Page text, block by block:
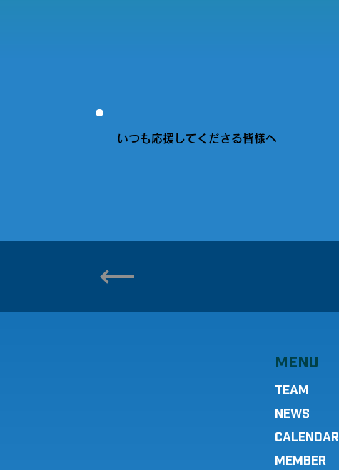
いつも応援してくださる皆様へ
MENU
TEAM
NEWS
CALENDAR
MEMBER